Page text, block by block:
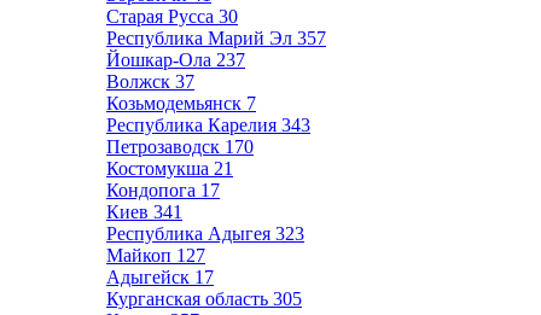
Старая Русса 30
Республика Марий Эл 357
Йошкар-Ола 237
Волжск 37
Козьмодемьянск 7
Республика Карелия 343
Петрозаводск 170
Костомукша 21
Кондопога 17
Киев 341
Республика Адыгея 323
Майкоп 127
Адыгейск 17
Курганская область 305